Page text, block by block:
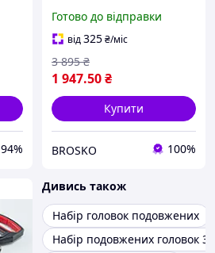
94%
тріскачкою й
подовжувачем СТ-364
Готово до відправки
від325₴/міс
1 947.50₴
3 895 ₴
Купити
BROSKO 100%
Дивись також
Набір головок подовжених
Набір подовжених головок 3/